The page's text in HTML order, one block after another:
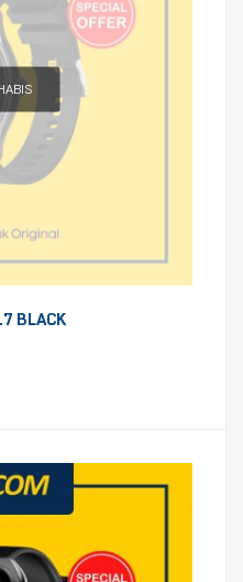
BLACK